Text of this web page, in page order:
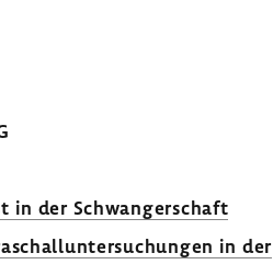
in der Schwangerschaft
in der